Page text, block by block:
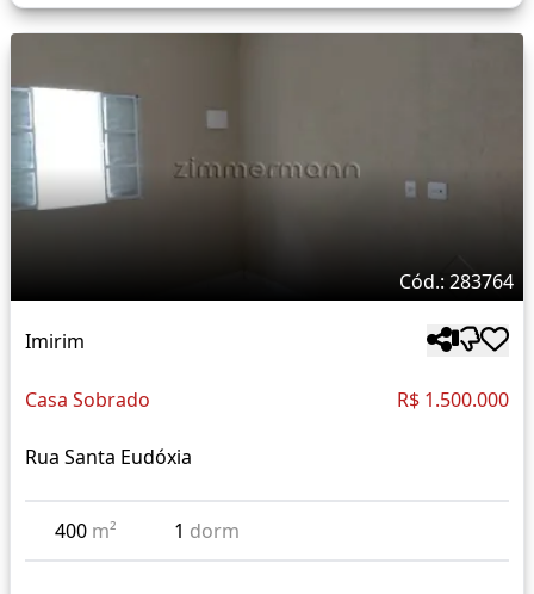
Cód.: 283764
Imirim
Casa Sobrado R$ 1.500.000
Rua Santa Eudóxia
400 m² 1 dorm